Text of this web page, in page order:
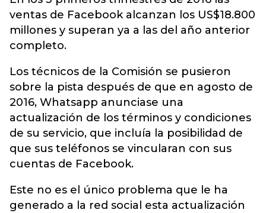
ventas de Facebook alcanzan los US$18.800
millones y superan ya a las del año anterior
completo.
Los técnicos de la Comisión se pusieron
sobre la pista después de que en agosto de
2016, Whatsapp anunciase una
actualización de los términos y condiciones
de su servicio, que incluía la posibilidad de
que sus teléfonos se vincularan con sus
cuentas de Facebook.
Este no es el único problema que le ha
generado a la red social esta actualización